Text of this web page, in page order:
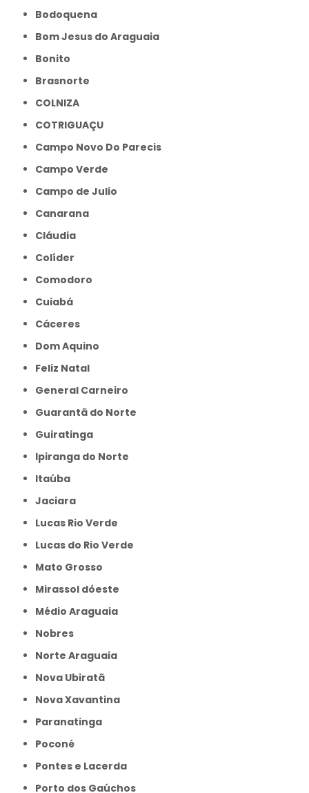
Bodoquena
Bom Jesus do Araguaia
Bonito
Brasnorte
COLNIZA
COTRIGUAÇU
Campo Novo Do Parecis
Campo Verde
Campo de Julio
Canarana
Cláudia
Colíder
Comodoro
Cuiabá
Cáceres
Dom Aquino
Feliz Natal
General Carneiro
Guarantã do Norte
Guiratinga
Ipiranga do Norte
Itaúba
Jaciara
Lucas Rio Verde
Lucas do Rio Verde
Mato Grosso
Mirassol dóeste
Médio Araguaia
Nobres
Norte Araguaia
Nova Ubiratã
Nova Xavantina
Paranatinga
Poconé
Pontes e Lacerda
Porto dos Gaúchos